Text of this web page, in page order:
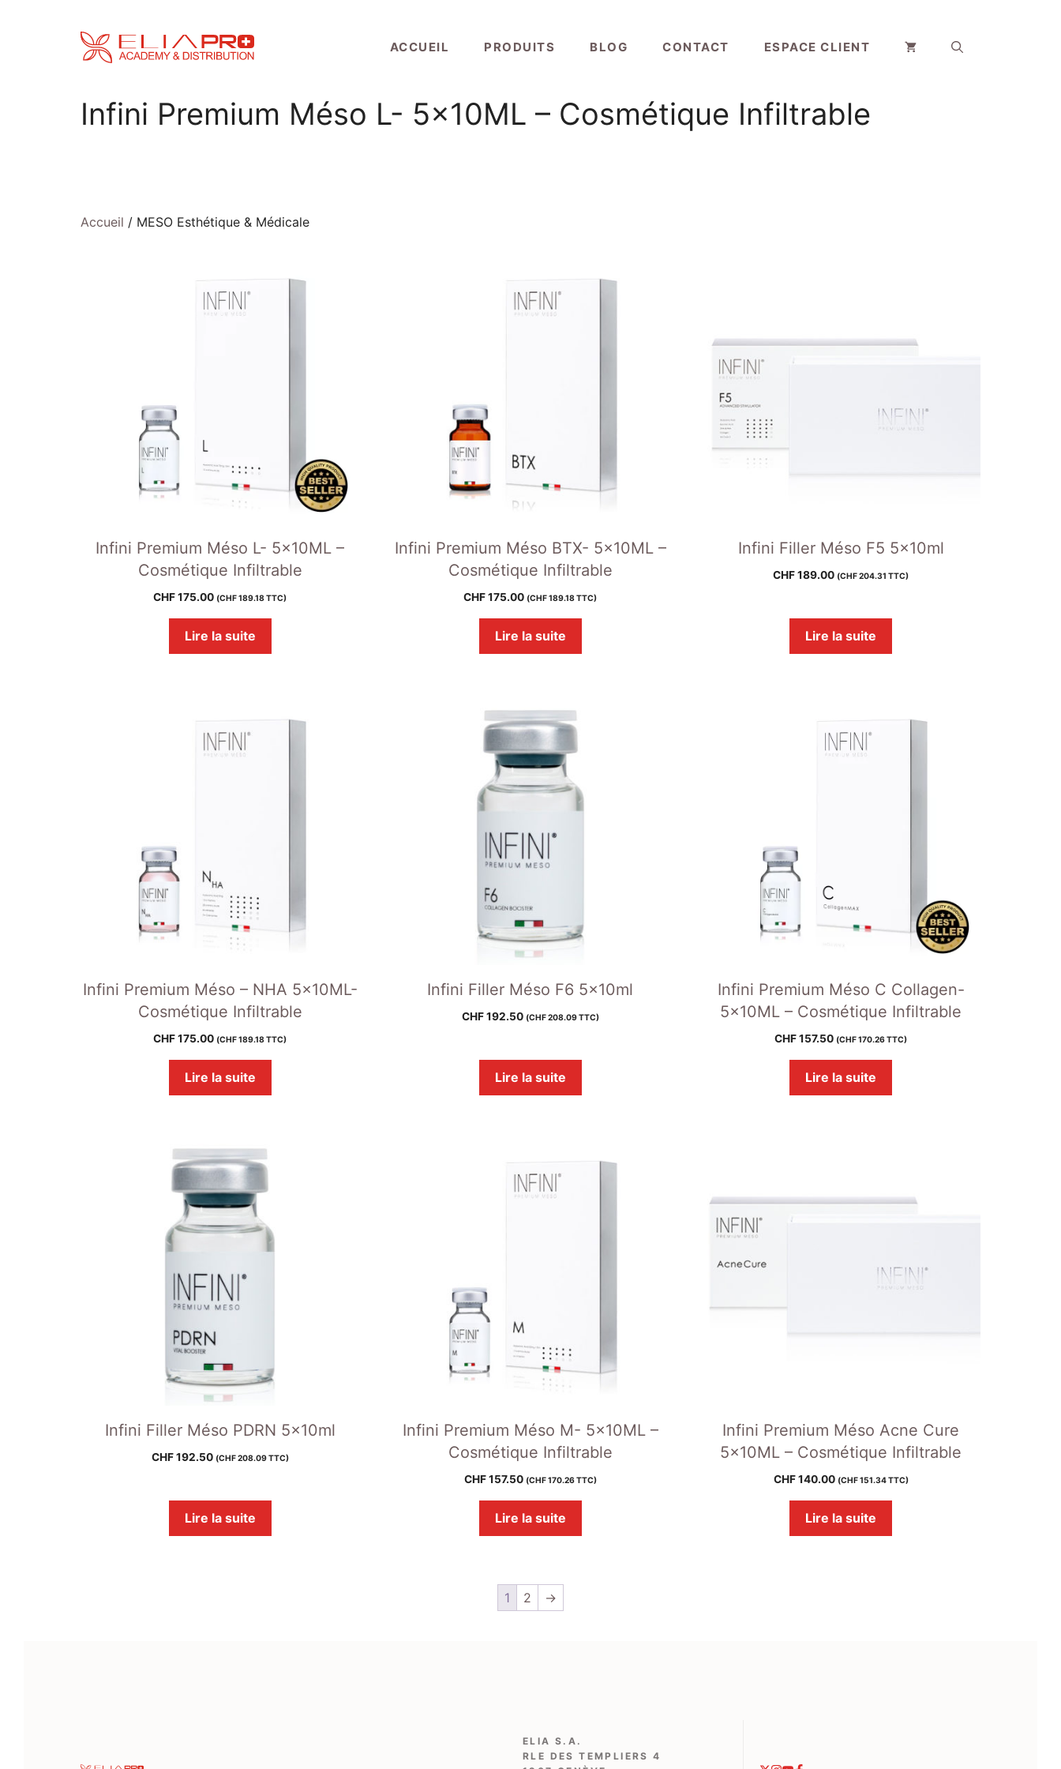
ACCUEIL PRODUITS BLOG CONTACT ESPACE CLIENT
Infini Premium Méso L- 5x10ML – Cosmétique Infiltrable
Accueil / MESO Esthétique & Médicale
Infini Premium Méso L- 5x10ML –
Cosmétique Infiltrable
CHF175.00 (CHF189.18TTC)
Lire la suite
Infini Premium Méso BTX- 5x10ML –
Cosmétique Infiltrable
CHF175.00 (CHF189.18TTC)
Lire la suite
Infini Filler Méso F5 5x10ml
CHF189.00 (CHF204.31 TTC)
Lire la suite
Infini Premium Méso – NHA 5x10ML-
Cosmétique Infiltrable
CHF175.00 (CHF189.18TTC)
Lire la suite
Infini Filler Méso F6 5x10ml
CHF192.50 (CHF208.09TTC)
Lire la suite
Infini Premium Méso C Collagen-
5x10ML – Cosmétique Infiltrable
CHF157.50 (CHF170.26TTC)
Lire la suite
Infini Filler Méso PDRN 5x10ml
CHF192.50 (CHF208.09TTC)
Lire la suite
Infini Premium Méso M- 5x10ML –
Cosmétique Infiltrable
CHF157.50 (CHF170.26TTC)
Lire la suite
Infini Premium Méso Acne Cure
5x10ML – Cosmétique Infiltrable
CHF140.00 (CHF151.34TTC)
Lire la suite
1 2 →
ELIA S.A.
RLE DES TEMPLIERS 4